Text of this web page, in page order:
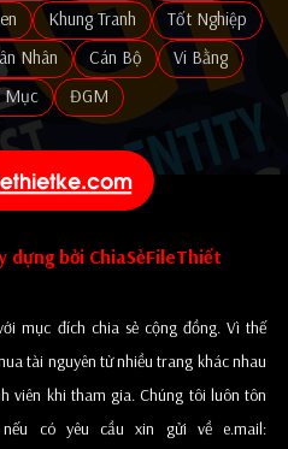
Khung Tranh
Tốt Nghiệp
Nhân Cán Bộ
Vi Bằng
Mục
ĐGM
dựng bởi ChiaSẻFileThiết
mục đích chia sẻ cộng đồng. Vì thế
tài nguyên từ nhiều trang khác nhau
viên khi tham gia. Chúng tôi luôn tôn
có yêu cầu xin gửi về e.mail: